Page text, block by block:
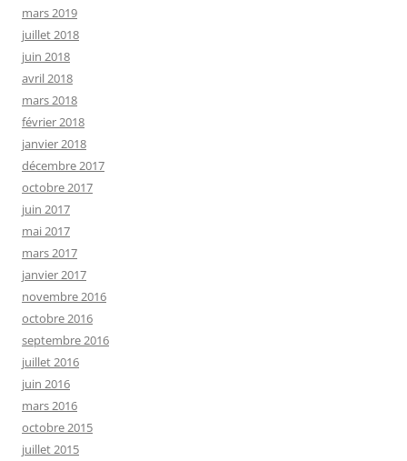
mars 2019
juillet 2018
juin 2018
avril 2018
mars 2018
février 2018
janvier 2018
décembre 2017
octobre 2017
juin 2017
mai 2017
mars 2017
janvier 2017
novembre 2016
octobre 2016
septembre 2016
juillet 2016
juin 2016
mars 2016
octobre 2015
juillet 2015